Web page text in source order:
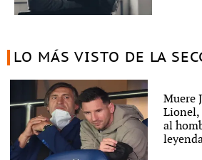
LO MÁS VISTO DE LA
Muere
Lionel,
al